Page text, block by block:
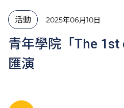
活動 2025年06月10日
青年學院「The 1st
匯演